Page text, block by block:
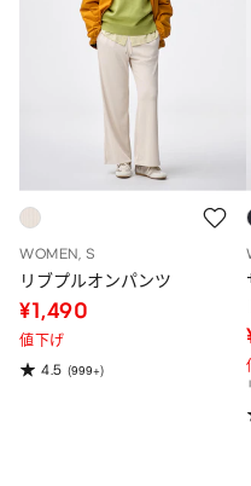
WOMEN, S
リブプルオンパンツ
¥1,490
値下げ
4.5 (999+)